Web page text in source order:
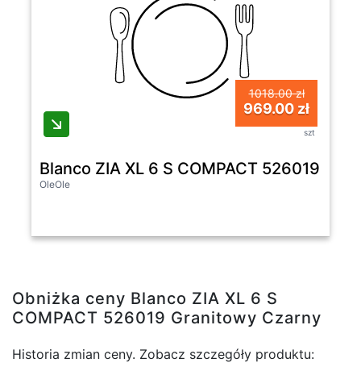
1018.00 zł
969.00 zł
szt
Blanco ZIA XL 6 S COMPACT 526019
OleOle
Obniżka ceny Blanco ZIA XL 6 S
COMPACT 526019 Granitowy Czarny
Historia zmian ceny. Zobacz szczegóły produktu: